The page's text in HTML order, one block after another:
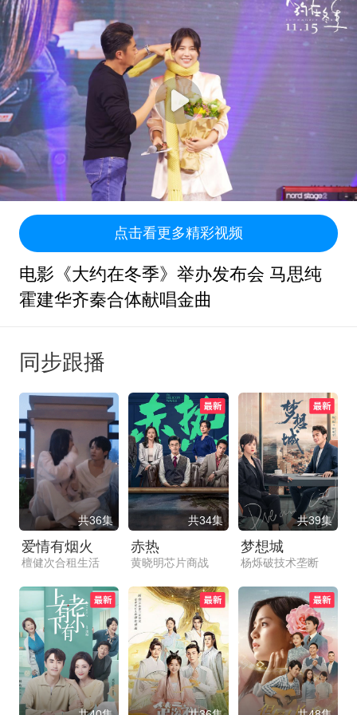
点击看更多精彩视频
电影《大约在冬季》举办发布会 马思纯
霍建华齐秦合体献唱金曲
同步跟播
共36集
爱情有烟火
檀健次合租生活
共34集
赤热
黄晓明芯片商战
共39集
梦想城
杨烁破技术垄断